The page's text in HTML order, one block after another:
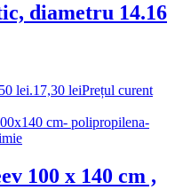
diametru 14.16
lei.17,30 leiPrețul curent
100 x 140 cm ,